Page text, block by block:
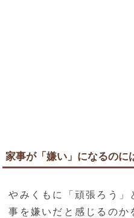
家事が「嫌い」になるのに
やみくもに「頑張ろう」
事を嫌いだと感じるのか